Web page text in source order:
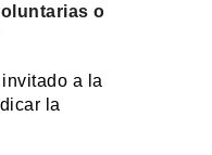
o
a la
la